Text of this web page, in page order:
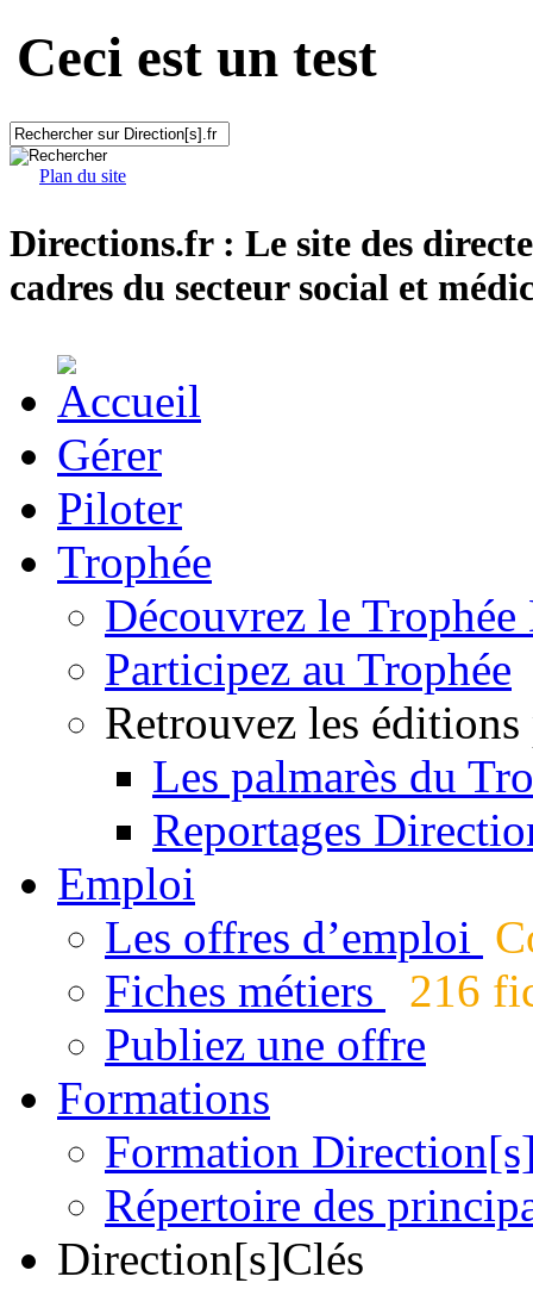
Ceci est un test
Plan du site
Directions.fr : Le site des
cadres du secteur social et
Gérer
Piloter
Trophée
Découvrez le
Participez au Trophée
Retrouvez les éditions
Les palmarès du
Reportages
Emploi
Les offres d’emploi
Fiches métiers
216
Publiez une offre
Formations
Formation
Répertoire des
Direction[s]Clés